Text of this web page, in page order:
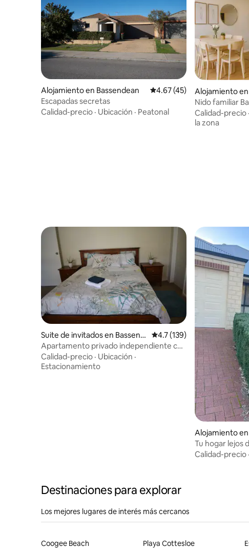
Alojamiento en Bassendean Calificación promedio: 4.67
4.67 (45)
Escapadas secretas
Calidad-precio · Ubicación · Peatonal
Alojamiento
Nido familiar
Calidad-precio ·
la zona
Suite de invitados en Bassend
ean
Calificación promedio: 4.7
4.7 (139)
Apartamento privado independiente con
baño principal.
Calidad-precio · Ubicación ·
Estacionamiento
Alojamiento
Tu hogar lejos
Calidad-precio ·
Destinaciones para explorar
Los mejores lugares de interés más cercanos
Coogee Beach Playa Cottesloe